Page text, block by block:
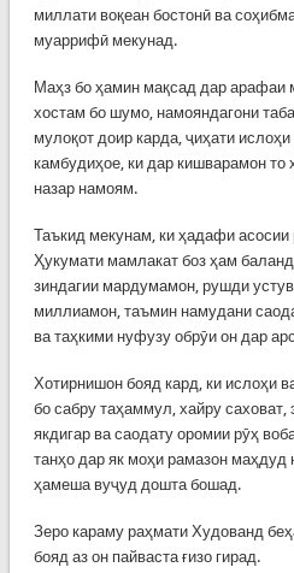
миллати воқеан бостонӣ ва
муаррифӣ мекунад.
Маҳз бо ҳамин мақсад дар
хостам бо шумо, намояндагони
мулоқот доир карда, ҷиҳати
камбудиҳое, ки дар кишварамон то
назар намоям.
Таъкид мекунам, ки ҳадафи асосии
Ҳукумати мамлакат боз ҳам
зиндагии мардумамон, рушди
миллиамон, таъмин намудани
ва таҳкими нуфузу обрӯи он дар
Хотирнишон бояд кард, ки ислоҳи
бо сабру таҳаммул, хайру
якдигар ва саодату оромии рӯҳ
танҳо дар як моҳи рамазон
ҳамеша вуҷуд дошта бошад.
Зеро караму раҳмати Худованд
бояд аз он пайваста ғизо гирад.